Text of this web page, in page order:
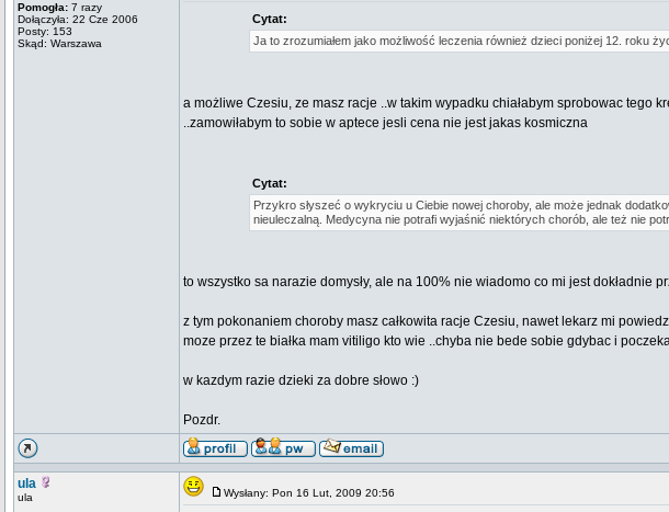
Pomogła: 7 razy
Dołączyła: 22 Cze 2006
Posty: 153
Skąd: Warszawa
Cytat:
Ja to zrozumiałem jako możliwość leczenia również dzieci poniżej 12. roku
a możliwe Czesiu, ze masz racje ..w takim wypadku chiałabym sprobowac tego
..zamowiłabym to sobie w aptece jesli cena nie jest jakas kosmiczna
Cytat:
Przykro słyszeć o wykryciu u Ciebie nowej choroby, ale może jednak
nieuleczalną. Medycyna nie potrafi wyjaśnić niektórych chorób, ale też nie
to wszystko sa narazie domysły, ale na 100% nie wiadomo co mi jest
z tym pokonaniem choroby masz całkowita racje Czesiu, nawet lekarz mi
moze przez te białka mam vitiligo kto wie ..chyba nie bede sobie gdybac i
w kazdym razie dzieki za dobre słowo :)
Pozdr.
ula
ula
Wysłany: Pon 16 Lut, 2009 20:56